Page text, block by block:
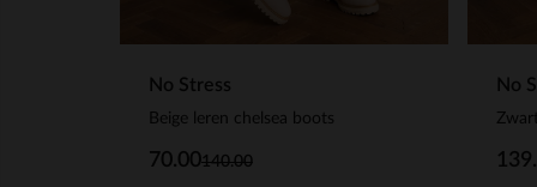
No Stress
Beige leren chelsea boots
140.00
70.00
No